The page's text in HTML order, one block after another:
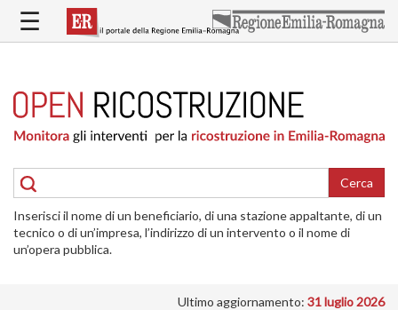
contenuto
RICOSTRUZIONE
PUBBLICA
DELLE
ABITAZIONI
RICOSTRUZIONE
ATTIVITÀ
☰
Cerca
Inserisci il nome di un beneficiario, di una stazione appaltante, di un
tecnico o di un’impresa, l’indirizzo di un intervento o il nome di
un’opera pubblica.
Ultimo aggiornamento: 31 luglio 2026